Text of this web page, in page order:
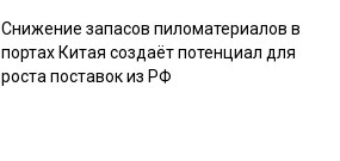
Снижение запасов пиломатериалов в
портах Китая создаёт потенциал для
роста поставок из РФ